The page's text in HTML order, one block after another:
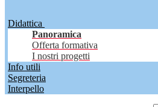
Didattica
Panoramica
Offerta formativa
I nostri progetti
Info utili
Segreteria
Interpello